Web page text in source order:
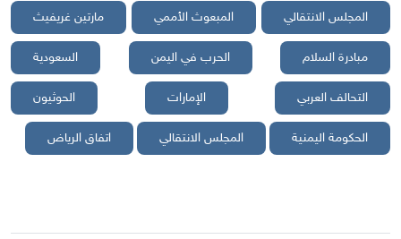
المجلس الانتقالي المبعوث الأممي مارتين غريفيث
مبادرة السلام الحرب في اليمن السعودية
التحالف العربي الإمارات الحوثيون
الحكومة اليمنية المجلس الانتقالي اتفاق الرياض